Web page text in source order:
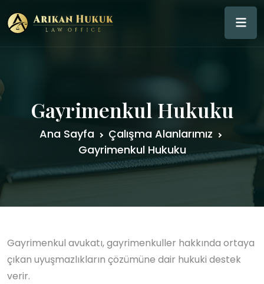
Gayrimenkul Hukuku
Ana Sayfa
Çalışma Alanlarımız
Gayrimenkul Hukuku
Gayrimenkul avukatı, gayrimenkuller hakkında ortaya
çıkan uyuşmazlıkların çözümüne dair hukuki destek
verir.